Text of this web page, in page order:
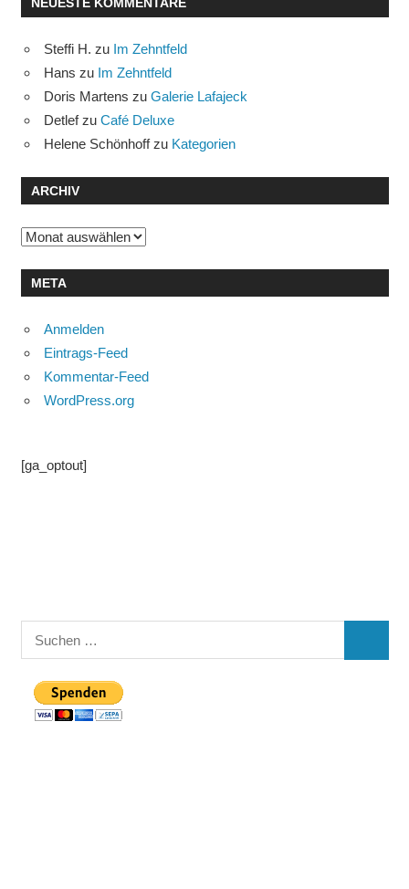
NEUESTE KOMMENTARE
Steffi H. zu Im Zehntfeld
Hans zu Im Zehntfeld
Doris Martens zu Galerie Lafajeck
Detlefzu Café Deluxe
Helene Schönhoffzu Kategorien
ARCHIV
Archiv
META
Anmelden
Eintrags-Feed
Kommentar-Feed
WordPress.org
[ga_optout]
nach: